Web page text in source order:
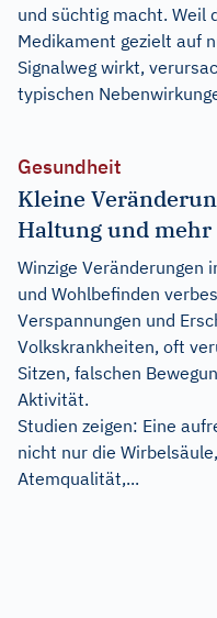
und süchtig macht. Weil
Medikament gezielt auf
Signalweg wirkt,
typischen
Gesundheit
Kleine
Haltung und
Winzige Veränderungen
und Wohlbefinden
Verspannungen und
Volkskrankheiten, oft
Sitzen, falschen
Aktivität.
Studien zeigen: Eine
nicht nur die
Atemqualität,...